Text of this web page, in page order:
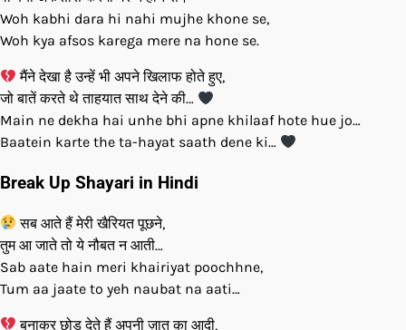
Woh kabhi dara hi nahi mujhe khone se,
Woh kya afsos karega mere na hone se.
मैंने देखा है उन्हें भी अपने खिलाफ होते हुए,
जो बातें करते थे ताहयात साथ देने की…
Main ne dekha hai unhe bhi apne khilaaf hote hue jo…
Baatein karte the ta-hayat saath dene ki…
Break Up Shayari in Hindi
सब आते हैं मेरी खैरियत पूछने,
तुम आ जाते तो ये नौबत न आती…
Sab aate hain meri khairiyat poochhne,
Tum aa jaate to yeh naubat na aati…
बनाकर छोड़ देते हैं अपनी ज़ात का आदी,